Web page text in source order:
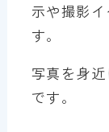
示や撮影
す。
写真を身
です。